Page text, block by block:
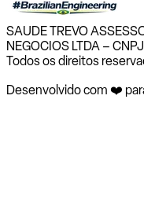
SAUDE TREVO
NEGOCIOS LTDA –
Todos os direitos
Desenvolvido com ❤️